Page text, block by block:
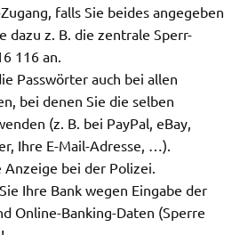
falls Sie beides angegeben
dazu z. B. die zentrale Sperr-
116 an.
Passwörter auch bei allen
bei denen Sie die selben
(z. B. bei PayPal, eBay,
Ihre E-Mail-Adresse, …).
Anzeige bei der Polizei.
Ihre Bank wegen Eingabe der
Online-Banking-Daten (Sperre